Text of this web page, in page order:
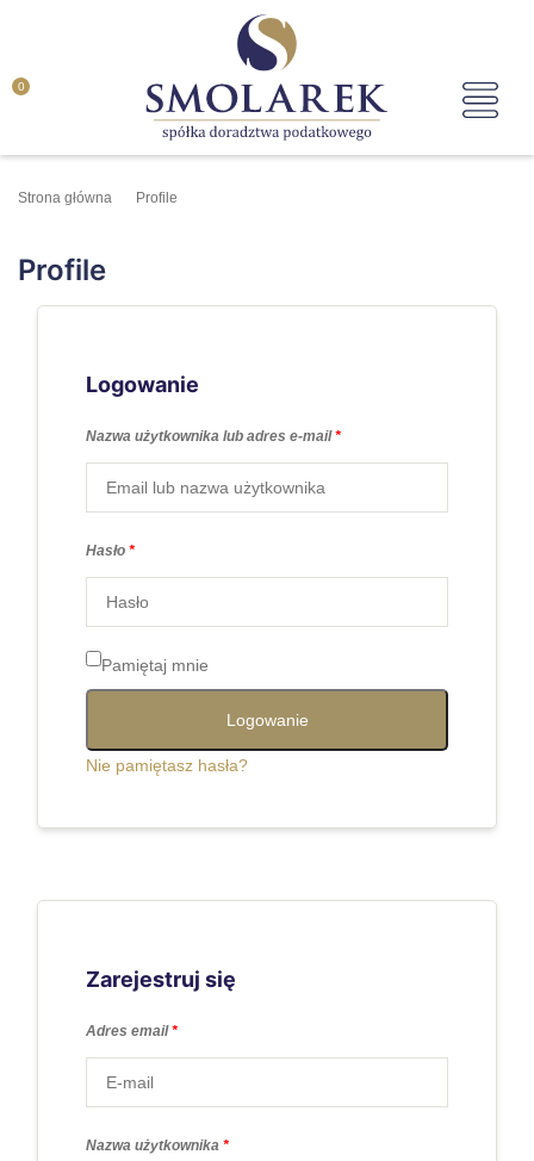
0
Strona główna Profile
Profile
Logowanie
Nazwa użytkownika lub adres e-mail*
Hasło *
Pamiętaj mnie
Logowanie
Nie pamiętasz hasła?
Zarejestruj się
Adres email*
Nazwa użytkownika *